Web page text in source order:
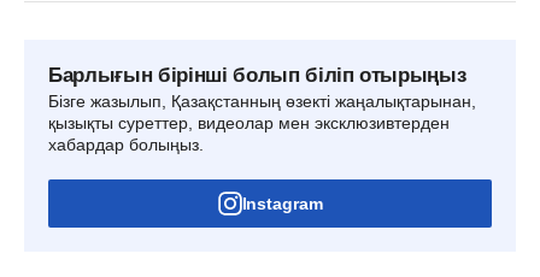
Барлығын бірінші болып біліп отырыңыз
Бізге жазылып, Қазақстанның өзекті жаңалықтарынан,
қызықты суреттер, видеолар мен эксклюзивтерден
хабардар болыңыз.
Instagram